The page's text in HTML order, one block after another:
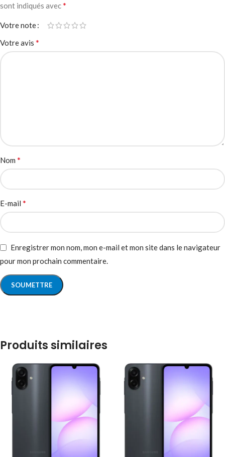
sont indiqués avec*
Votre note
Votre avis *
Nom *
E-mail *
Enregistrer mon nom, mon e-mail et mon site dans le navigateur
pour mon prochain commentaire.
Produits similaires